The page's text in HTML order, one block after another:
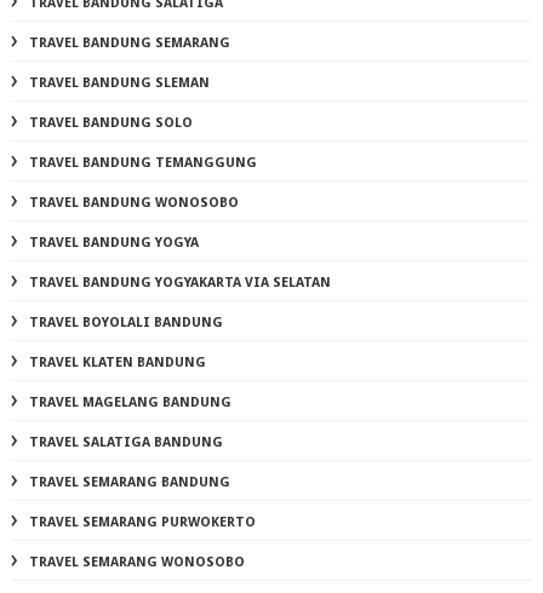
TRAVEL BANDUNG SALATIGA
TRAVEL BANDUNG SEMARANG
TRAVEL BANDUNG SLEMAN
TRAVEL BANDUNG SOLO
TRAVEL BANDUNG TEMANGGUNG
TRAVEL BANDUNG WONOSOBO
TRAVEL BANDUNG YOGYA
TRAVEL BANDUNG YOGYAKARTA VIA SELATAN
TRAVEL BOYOLALI BANDUNG
TRAVEL KLATEN BANDUNG
TRAVEL MAGELANG BANDUNG
TRAVEL SALATIGA BANDUNG
TRAVEL SEMARANG BANDUNG
TRAVEL SEMARANG PURWOKERTO
TRAVEL SEMARANG WONOSOBO